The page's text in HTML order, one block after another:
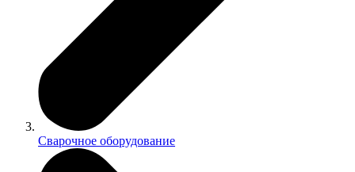
Сварочное оборудование